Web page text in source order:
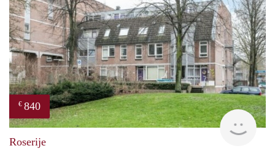
€ 840
rent
Roserije